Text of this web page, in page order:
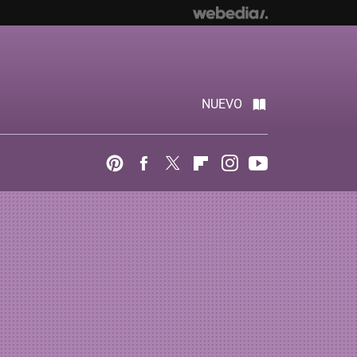
NUEVO
PinterestFacebook
Twitter FlipboardInstagram